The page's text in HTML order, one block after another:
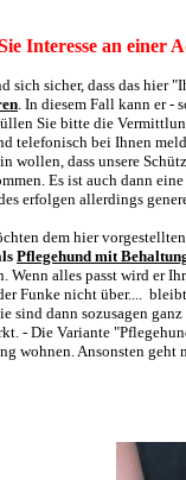
Interesse an einer
sich sicher, dass das
. In diesem Fall kann er -
Sie bitte die
telefonisch bei Ihnen
wollen, dass unsere
Es ist auch dann
erfolgen allerdings
dem hier
Pflegehund mit
Wenn alles passt wird er
Funke nicht über....
sind dann sozusagen
- Die Variante
wohnen. Ansonsten